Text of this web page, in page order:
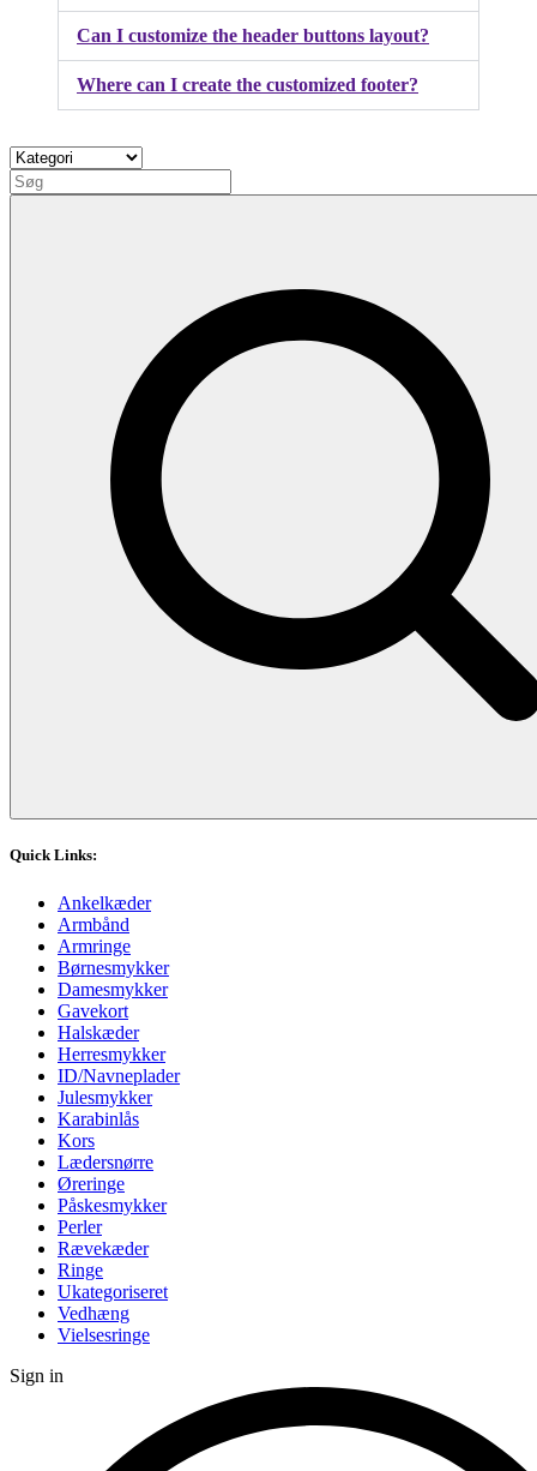
Can I customize the header buttons layout?
Where can I create the customized footer?
Quick Links:
Ankelkæder
Armbånd
Armringe
Børnesmykker
Damesmykker
Gavekort
Halskæder
Herresmykker
ID/Navneplader
Julesmykker
Karabinlås
Kors
Lædersnørre
Øreringe
Påskesmykker
Perler
Rævekæder
Ringe
Ukategoriseret
Vedhæng
Vielsesringe
Sign in